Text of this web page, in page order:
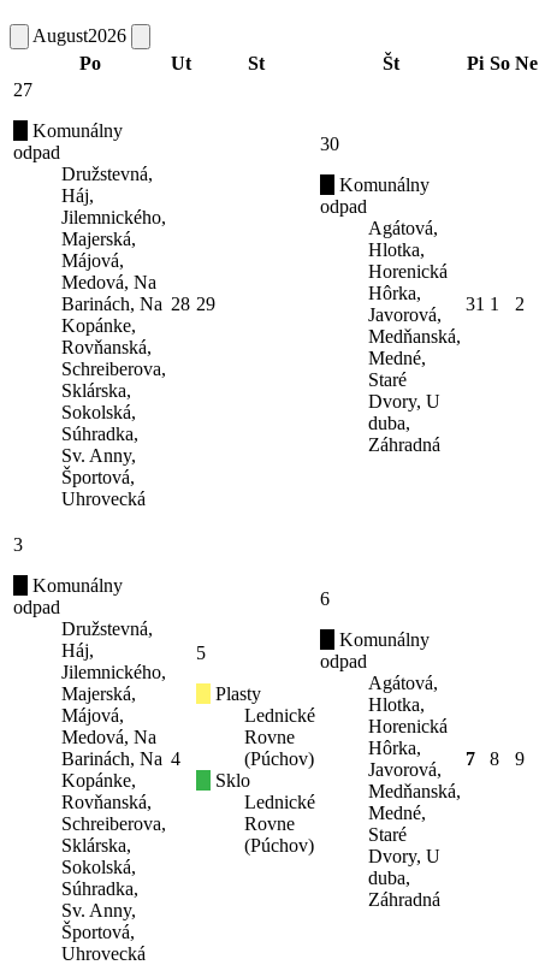
August2026
Po
Ut St Št Pi So Ne
27
Komunálny
odpad
Družstevná,
Háj,
Jilemnického,
Majerská,
Májová,
Medová, Na
Barinách, Na
Kopánke,
Rovňanská,
Schreiberova,
Sklárska,
Sokolská,
Súhradka,
Sv. Anny,
Športová,
Uhrovecká
28 29
30
Komunálny
odpad
Agátová,
Hlotka,
Horenická
Hôrka,
Javorová,
Medňanská,
Medné,
Staré
Dvory, U
duba,
Záhradná
31 1 2
3
Komunálny
odpad
Družstevná,
Háj,
Jilemnického,
Majerská,
Májová,
Medová, Na
Barinách, Na
Kopánke,
Rovňanská,
Schreiberova,
Sklárska,
Sokolská,
Súhradka,
Sv. Anny,
Športová,
Uhrovecká
4
5
Plasty
Lednické
Rovne
(Púchov)
Sklo
Lednické
Rovne
(Púchov)
6
Komunálny
odpad
Agátová,
Hlotka,
Horenická
Hôrka,
Javorová,
Medňanská,
Medné,
Staré
Dvory, U
duba,
Záhradná
7 8 9